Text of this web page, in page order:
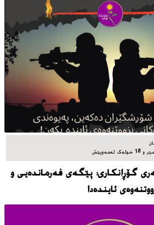
گۆڕانکاری: پێگەی فەرماندەیی و
ئایندەدا